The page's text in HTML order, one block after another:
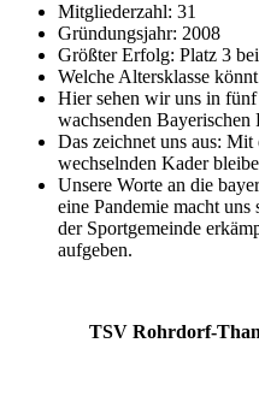
Mitgliederzahl: 31
Gründungsjahr: 2008
Größter Erfolg: Platz 3
Welche Altersklasse
Hier sehen wir uns in
wachsenden
Das zeichnet uns aus:
wechselnden Kader
Unsere Worte an die
eine Pandemie macht
der Sportgemeinde
aufgeben.
TSV Rohrdorf-